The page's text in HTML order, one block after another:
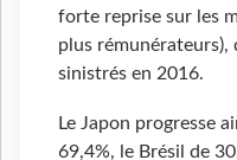
forte reprise sur les
plus rémunérateurs),
sinistrés en 2016.
Le Japon progresse
69,4%, le Brésil de